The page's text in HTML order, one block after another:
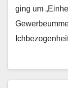
ging um